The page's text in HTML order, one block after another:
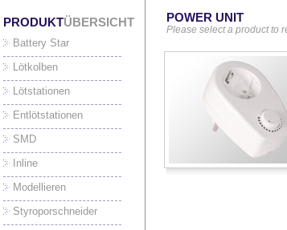
PRODUKTÜBERSICHT
Battery Star
Lötkolben
Lötstationen
Entlötstationen
SMD
Inline
Modellieren
Styroporschneider
POWER UNIT
Please select a product to